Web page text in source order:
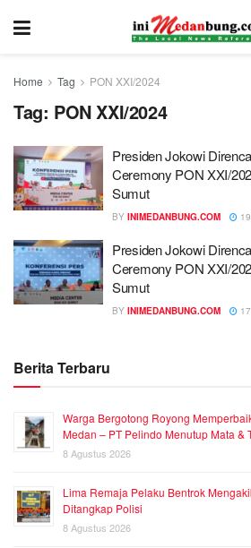
Home Tag PON XXI/2024
Tag: PON XXI/2024
Presiden Jokowi
Ceremony PON XXI/
Sumut
BY INIMEDANBUNG.COM
Presiden Jokowi
Ceremony PON XXI/
Sumut
BY INIMEDANBUNG.COM
Berita Terbaru
Warga Bergotong Royong
Medan – PT Pelindo Menutup Mata &
8 Agustus 2026
Lima Remaja Pelaku Bentrok
Ditangkap Polisi
8 Agustus 2026